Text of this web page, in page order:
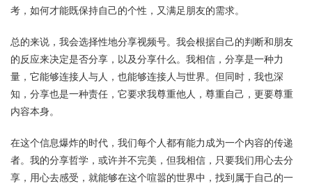
考，如何才能既保持自己的个性，又满足朋友的需求。
总的来说，我会选择性地分享视频号。我会根据自己的判断和朋友
的反应来决定是否分享，以及分享什么。我相信，分享是一种力
量，它能够连接人与人，也能够连接人与世界。但同时，我也深
知，分享也是一种责任，它要求我尊重他人，尊重自己，更要尊重
内容本身。
在这个信息爆炸的时代，我们每个人都有能力成为一个内容的传递
者。我的分享哲学，或许并不完美，但我相信，只要我们用心去分
享，用心去感受，就能够在这个喧嚣的世界中，找到属于自己的一